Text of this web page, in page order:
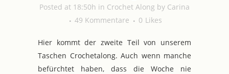
Posted at 18:50h in Crochet Along by Carina
49 Kommentare
0 Likes
Hier kommt der zweite Teil von unserem
Taschen Crochetalong. Auch wenn manche
befürchtet haben, dass die Woche nie